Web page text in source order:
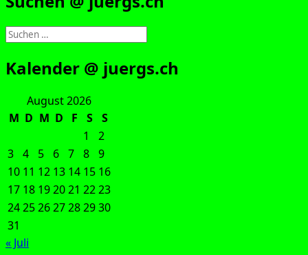
Suchen
nach:
Kalender @ juergs.ch
August 2026
M D M D F S
S
1
2
3 4 5 6 7 8 9
10 11 12 13 14 15 16
17 18 192021 2223
24252627282930
31
« Juli